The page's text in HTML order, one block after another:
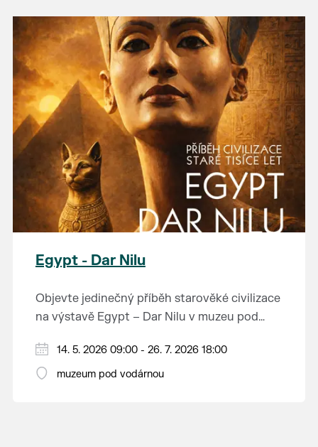
inspirují a překvapí svou upřímností.
Egypt - Dar Nilu
Objevte jedinečný příběh starověké civilizace
na výstavě Egypt – Dar Nilu v muzeu pod
Výstava představuje umění starého Egypta,
autentickou hrobku se sarkofágem i
14. 5. 2026 09:00 - 26. 7. 2026 18:00
muzeum pod vodárnou